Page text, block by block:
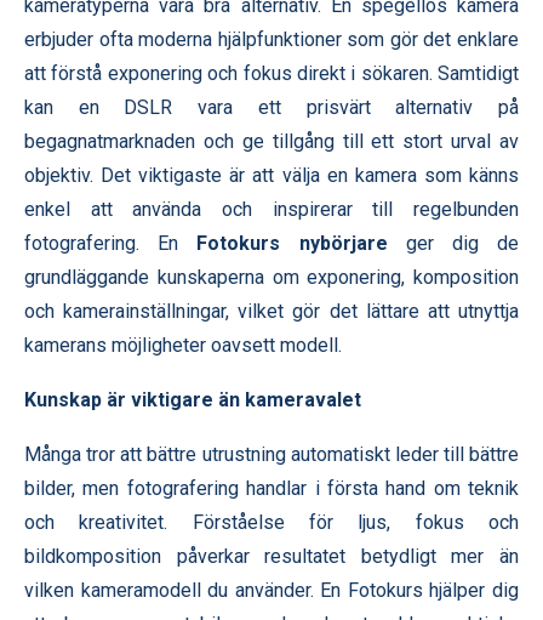
kameratyperna vara bra alternativ. En spegellös kamera
erbjuder ofta moderna hjälpfunktioner som gör det enklare
att förstå exponering och fokus direkt i sökaren. Samtidigt
kan en DSLR vara ett prisvärt alternativ på
begagnatmarknaden och ge tillgång till ett stort urval av
objektiv. Det viktigaste är att välja en kamera som känns
enkel att använda och inspirerar till regelbunden
fotografering. En Fotokurs nybörjare ger dig de
grundläggande kunskaperna om exponering, komposition
och kamerainställningar, vilket gör det lättare att utnyttja
kamerans möjligheter oavsett modell.
Kunskap är viktigare än kameravalet
Många tror att bättre utrustning automatiskt leder till bättre
bilder, men fotografering handlar i första hand om teknik
och kreativitet. Förståelse för ljus, fokus och
bildkomposition påverkar resultatet betydligt mer än
vilken kameramodell du använder. En Fotokurs hjälper dig